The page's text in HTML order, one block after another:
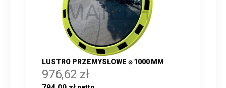
LUSTRO PRZEMYSŁOWE ⌀ 1000 MM
976,62 zł